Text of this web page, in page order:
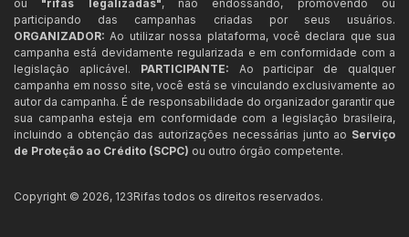
ou "rifas legalizadas", não endossando, promovendo ou
participando das campanhas criadas por seus usuários.
ORGANIZADOR: Ao utilizar nossa plataforma, você declara que sua
campanha está devidamente regularizada e em conformidade com a
legislação aplicável. PARTICIPANTE: Ao participar de qualquer
campanha em nosso site, você está se vinculando exclusivamente ao
autor da campanha. É de responsabilidade do organizador garantir que
sua campanha esteja em conformidade com a legislação brasileira,
incluindo a obtenção das autorizações necessárias junto ao Serviço
de Proteção ao Crédito (SCPC) ou outro órgão competente.
Copyright © 2026, 123Rifas todos os direitos reservados.